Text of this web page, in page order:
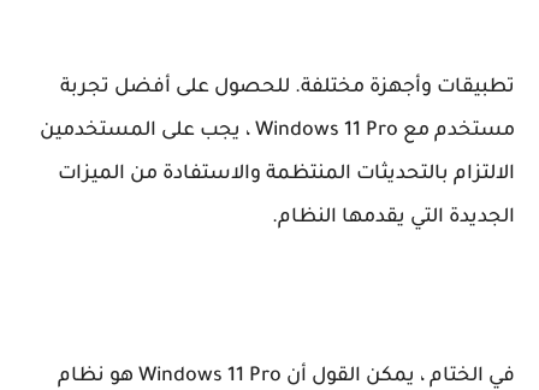
تطبيقات وأجهزة مختلفة. للحصول على أفضل تجربة
مستخدم مع Windows 11 Pro ، يجب على المستخدمين
الالتزام بالتحديثات المنتظمة والاستفادة من الميزات
الجديدة التي يقدمها النظام.
في الختام ، يمكن القول أن Windows 11 Pro هو نظام